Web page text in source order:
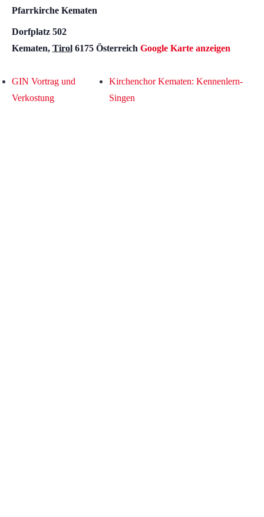
Pfarrkirche Kematen
Dorfplatz 502
Kematen, Tirol 6175 Österreich Google Karte anzeigen
GIN Vortrag und
Verkostung
Kirchenchor Kematen: Kennenlern-
Singen